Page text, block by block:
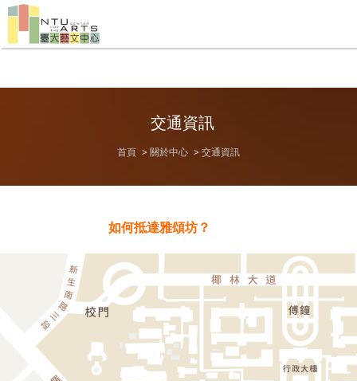
交通資訊
首頁 關於中心 交通資訊
如何抵達雅頌坊？